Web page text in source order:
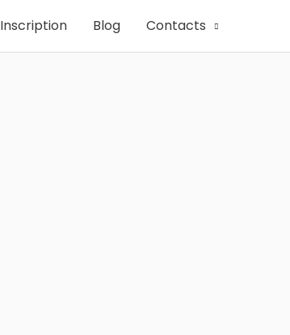
Inscription Blog Contacts